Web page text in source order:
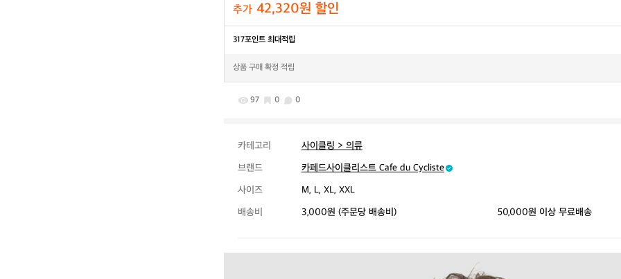
추가 42,320원 할인
317포인트 최대적립
상품 구매 확정 적립
97 0 0
카테고리
사이클링 > 의류
브랜드
카페드사이클리스트 Cafe du Cycliste
사이즈
M, L, XL, XXL
배송비
3,000원 (주문당 배송비) 50,000원 이상 무료배송